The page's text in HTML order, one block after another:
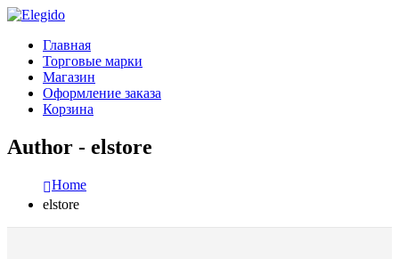
Главная
Торговые марки
Магазин
Оформление заказа
Корзина
Author - elstore
Home
elstore